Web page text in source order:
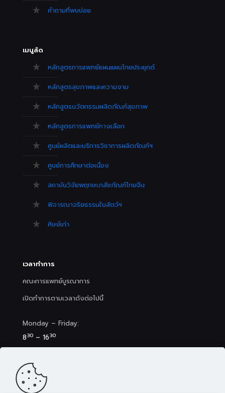
คำถามที่พบบ่อย
เมนูลัด
หลักสูตรการแพทย์แผนแผนไทยประยุกต์
หลักสูตรสุขภาพและความงาม
หลักสูตรนวัตกรรมผลิตภัณฑ์สุขภาพ
หลักสูตรการแพทย์ทางเลือก
ศูนย์ผลิตและบริการวิชาการผลิตภัณฑ์ฯ
ศูนย์การศึกษาต่อเนื่อง
สถาบันวิจัยพฤกษเภสัชภัณฑ์ไทยจีน
พิจารณาจริยธรรมในสัตว์ฯ
ศิษย์เก่า
เวลาทำการ
คณะการแพทย์บูรณาการ
เปิดทำการตามเวลาดังต่อไปนี้
Monday – Friday:
830 – 1630
8 30– 17